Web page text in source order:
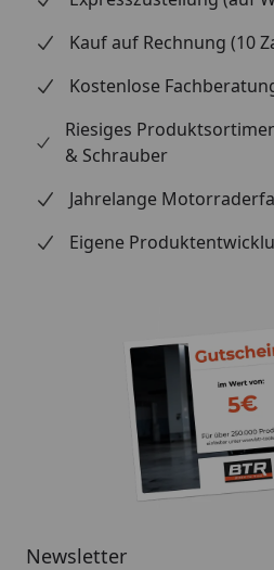
Kauf auf Rechnung (10
Kostenlose
Riesiges
& Schrauber
Jahrelange
Eigene
Newsletter